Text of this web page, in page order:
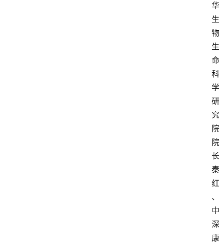
华
生
物
生
命
科
学
研
究
院
院
长
秦
红
、
中
深
康